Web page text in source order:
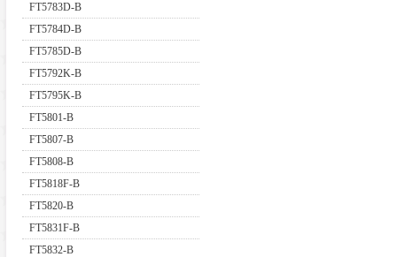
FT5783D-B
FT5784D-B
FT5785D-B
FT5792K-B
FT5795K-B
FT5801-B
FT5807-B
FT5808-B
FT5818F-B
FT5820-B
FT5831F-B
FT5832-B